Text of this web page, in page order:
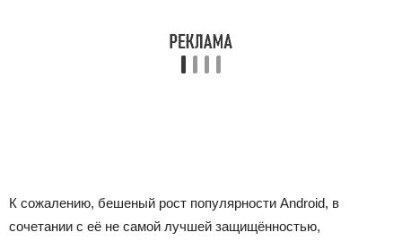
К сожалению, бешеный рост популярности Android, в
сочетании с её не самой лучшей защищённостью,